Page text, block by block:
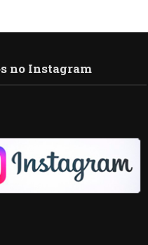
no Instagram